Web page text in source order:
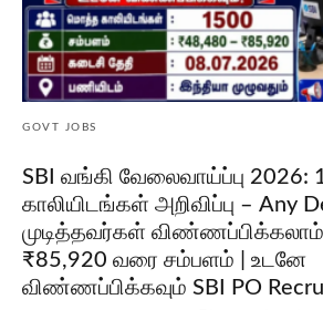
GOVT JOBS
SBI வங்கி வேலைவாய்ப்பு 2026:
காலியிடங்கள் அறிவிப்பு – Any
முடித்தவர்கள்
₹85,920 வரை சம்பளம் | உடனே
விண்ணப்பிக்கவும் SBI PO